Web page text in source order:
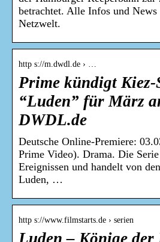
betrachtet. Alle Infos und
Netzwelt.
http s://m.dwdl.de › …
Prime kündigt Kiez-
“Luden” für März
DWDL.de
Deutsche Online-Premiere:
Prime Video). Drama. Die
Ereignissen und handelt von
Luden, …
http s://www.filmstarts.de › serien